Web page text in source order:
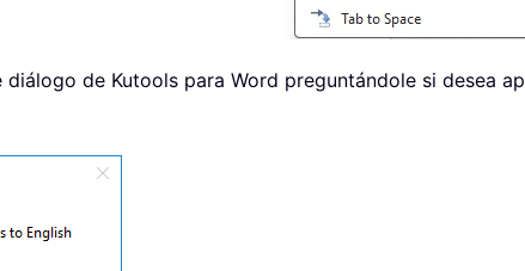
de Kutools para Word preguntándole si desea